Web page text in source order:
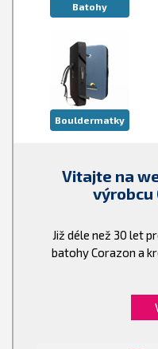
Batohy
Bouldermatky
Vitajte na
výrobcu
Již déle než 30 let
batohy Corazon a